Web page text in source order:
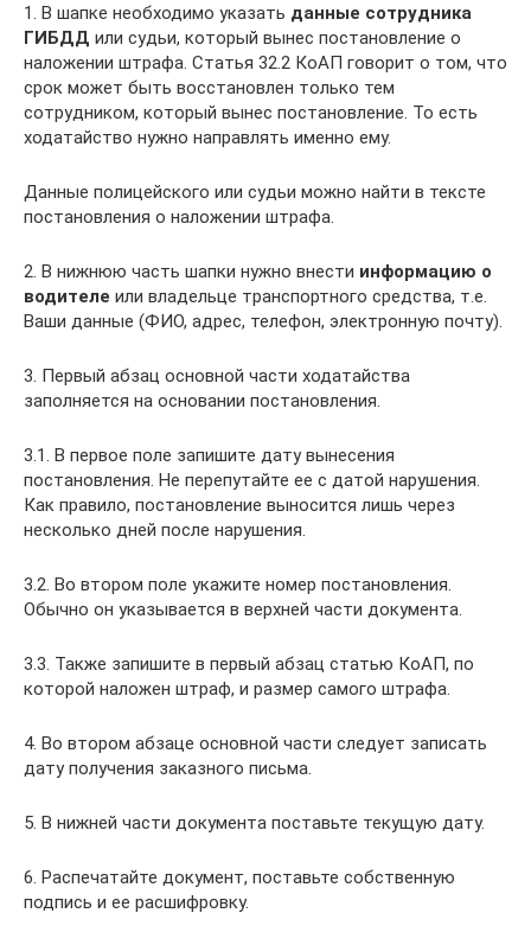
1. В шапке необходимо указать данные сотрудника
ГИБДД или судьи, который вынес постановление о
наложении штрафа. Статья 32.2 КоАП говорит о том, что
срок может быть восстановлен только тем
сотрудником, который вынес постановление. То есть
ходатайство нужно направлять именно ему.
Данные полицейского или судьи можно найти в тексте
постановления о наложении штрафа.
2. В нижнюю часть шапки нужно внести информацию о
водителе или владельце транспортного средства, т.е.
Ваши данные (ФИО, адрес, телефон, электронную почту).
3. Первый абзац основной части ходатайства
заполняется на основании постановления.
3.1. В первое поле запишите дату вынесения
постановления. Не перепутайте ее с датой нарушения.
Как правило, постановление выносится лишь через
несколько дней после нарушения.
3.2. Во втором поле укажите номер постановления.
Обычно он указывается в верхней части документа.
3.3. Также запишите в первый абзац статью КоАП, по
которой наложен штраф, и размер самого штрафа.
4. Во втором абзаце основной части следует записать
дату получения заказного письма.
5. В нижней части документа поставьте текущую дату.
6. Распечатайте документ, поставьте собственную
подпись и ее расшифровку.